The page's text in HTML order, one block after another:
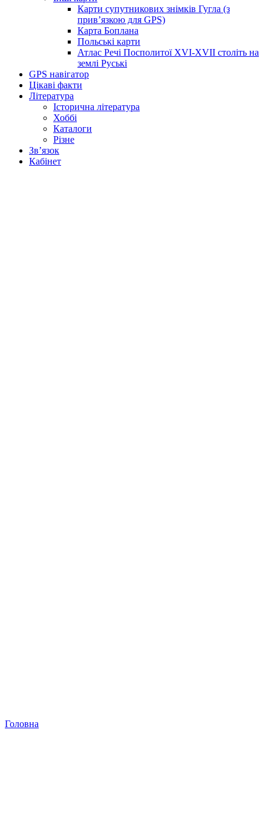
Карти супутникових знімків Гугла (з
прив’язкою для GPS)
Карта Боплана
Польські карти
Атлас Речі Посполитої XVI-XVII століть на
землі Руські
GPS навігатор
Цікаві факти
Література
Історична література
Хоббі
Каталоги
Різне
Зв’язок
Кабінет
Головна